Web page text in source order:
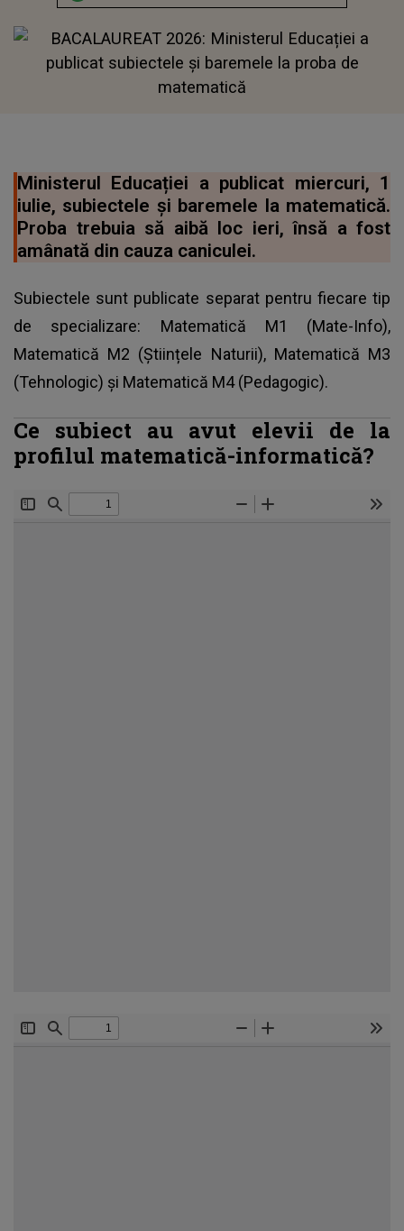
Ministerul Educației a publicat miercuri, 1
iulie, subiectele și baremele la matematică.
Proba trebuia să aibă loc ieri, însă a fost
amânată din cauza caniculei.
Subiectele sunt publicate separat pentru fiecare tip
de specializare: Matematică M1 (Mate-Info),
Matematică M2 (Științele Naturii), Matematică M3
(Tehnologic) și Matematică M4 (Pedagogic).
Ce subiect au avut elevii de la
profilul matematică-informatică?